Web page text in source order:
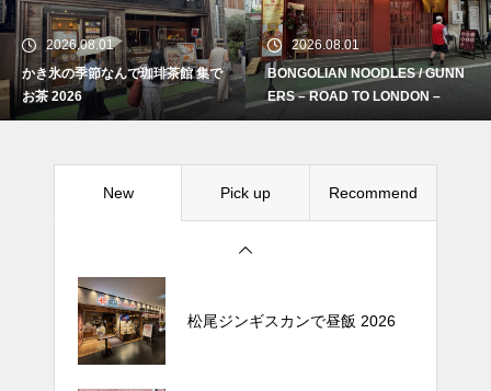
2026.08.01
氷の季節なんで珈琲茶館 集で
2026
2026.08.01
BONGOLIAN NOODLES / GUNN
ERS – ROAD TO LONDON –
New Pick up Recommend
続 Alain Mikli Boutique Minami A
oyamaでメンテナンス 2026